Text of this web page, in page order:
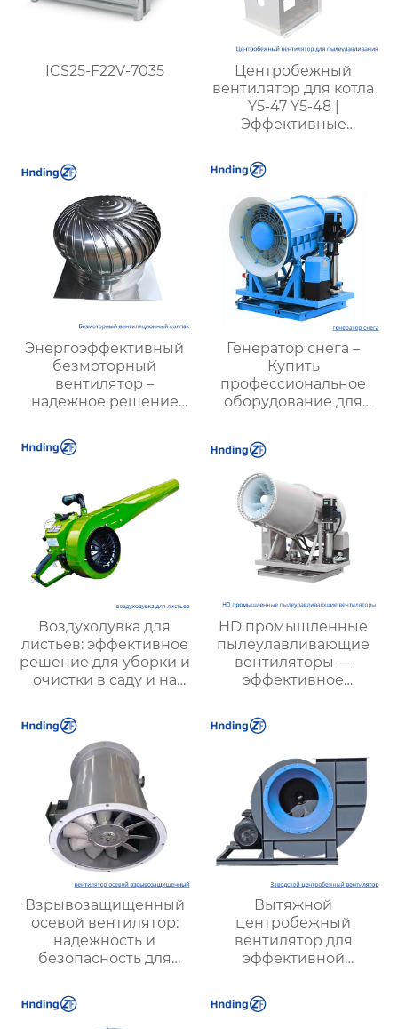
промышленности
ICS25-F22V-7035
Центробежный
вентилятор для котла
Y5-47 Y5-48 |
Эффективные
промышленных
котлов | Для котлов с
углем разных типов
Энергоэффективный
безмоторный
вентилятор –
надежное решение
Генератор снега –
Купить
профессиональное
оборудование для
искусственного снега
Воздуходувка для
листьев: эффективное
решение для уборки и
очистки в саду и на
HD промышленные
пылеулавливающие
вентиляторы —
эффективное
тумана на
строительных и
объектах
Взрывозащищенный
осевой вентилятор:
надежность и
безопасность для
Вытяжной
центробежный
вентилятор для
эффективной
помещений и
промышленных